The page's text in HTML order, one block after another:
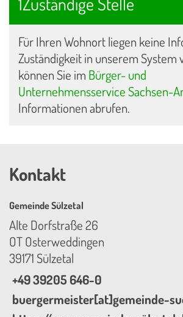
Für Ihren Wohnort liegen keine
Zuständigkeit in unserem System
können Sie im Bürger- und
Unternehmensservice Sachsen-
Informationen abrufen.
Kontakt
Gemeinde Sülzetal
Alte Dorfstraße 26
OT Osterweddingen
39171 Sülzetal
+49 39205 646-0
buergermeister[at]gemeinde-